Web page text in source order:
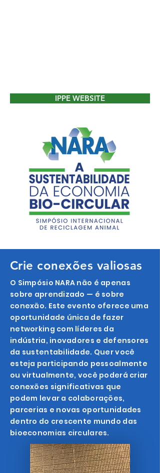
IPPE WEBSITE
Crie conexões valiosas
O Simpósio NARA não é apenas
sobre aprendizado — é sobre
conexão. Este evento oferece uma
oportunidade única de fazer
networking com líderes da
indústria, inovadores e defensores
da sustentabilidade. Quer você
esteja participando pessoalmente
ou virtualmente, você poderá criar
conexões significativas que
podem levar a colaborações,
parcerias e novas oportunidades
dentro do crescente mundo das
bioeconomias circulares.